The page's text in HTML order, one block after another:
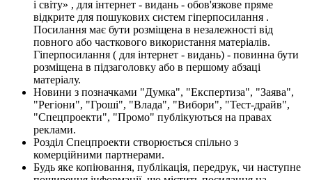
і світу» , для інтернет - видань - обов'язкове пряме
відкрите для пошукових систем гіперпосилання .
Посилання має бути розміщена в незалежності від
повного або часткового використання матеріалів.
Гіперпосилання ( для інтернет - видань) - повинна бути
розміщена в підзаголовку або в першому абзаці
матеріалу.
Новини з позначками "Думка", "Експертиза", "Заява",
"Регіони", "Гроші", "Влада", "Вибори", "Тест-драйв",
"Спецпроекти", "Промо" публікуються на правах
реклами.
Розділ Спецпроекти створюється спільно з
комерційними партнерами.
Будь яке копіювання, публікація, передрук, чи наступне